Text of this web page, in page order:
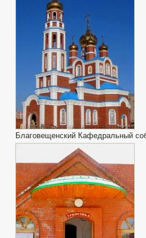
Благовещенский Кафедральный